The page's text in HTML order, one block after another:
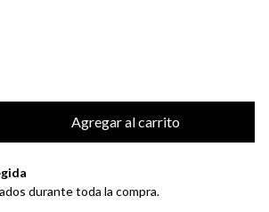
durante toda la compra.